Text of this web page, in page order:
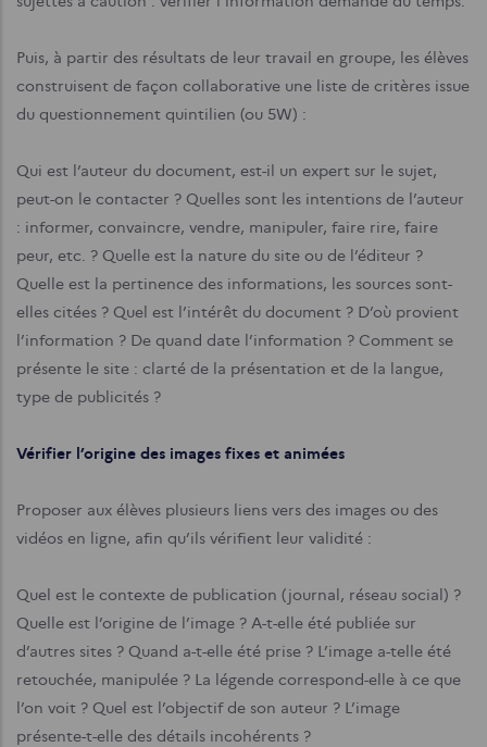
Puis, à partir des résultats de leur travail en groupe, les élèves
construisent de façon collaborative une liste de critères issue
du questionnement quintilien (ou 5W) :
Qui est l’auteur du document, est-il un expert sur le sujet,
peut-on le contacter ? Quelles sont les intentions de l’auteur
: informer, convaincre, vendre, manipuler, faire rire, faire
peur, etc. ? Quelle est la nature du site ou de l’éditeur ?
Quelle est la pertinence des informations, les sources sont-
elles citées ? Quel est l’intérêt du document ? D’où provient
l’information ? De quand date l’information ? Comment se
présente le site : clarté de la présentation et de la langue,
type de publicités ?
Vérifier l’origine des images fixes et animées
Proposer aux élèves plusieurs liens vers des images ou des
vidéos en ligne, afin qu’ils vérifient leur validité :
Quel est le contexte de publication (journal, réseau social) ?
Quelle est l’origine de l’image ? A-t-elle été publiée sur
d’autres sites ? Quand a-t-elle été prise ? L’image a-telle été
retouchée, manipulée ? La légende correspond-elle à ce que
l’on voit ? Quel est l’objectif de son auteur ? L’image
présente-t-elle des détails incohérents ?